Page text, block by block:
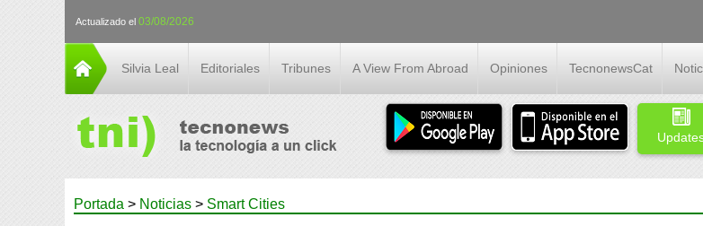
Actualizado el 03/08/2026
Silvia Leal Editoriales Tribunes A View From Abroad Opiniones TecnonewsCat
Portada > Noticias > Smart Cities